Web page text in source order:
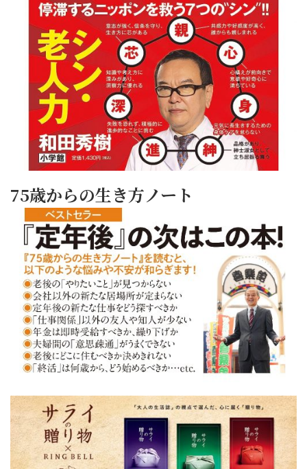
75歳からの生き方ノート